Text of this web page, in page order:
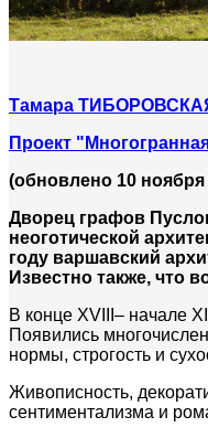
Тамара
Проект
(обновлено 10 ноября
Дворец графов
неоготической
году варшавский
Известно также, что
В конце XVIII– начале
Появились
нормы, строгость и
Живописность,
сентиментализма и